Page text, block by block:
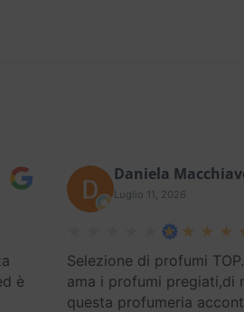
è
Daniela
Luglio 11, 2026
Selezione di profumi
ama i profumi pregiati,di
questa profumeria